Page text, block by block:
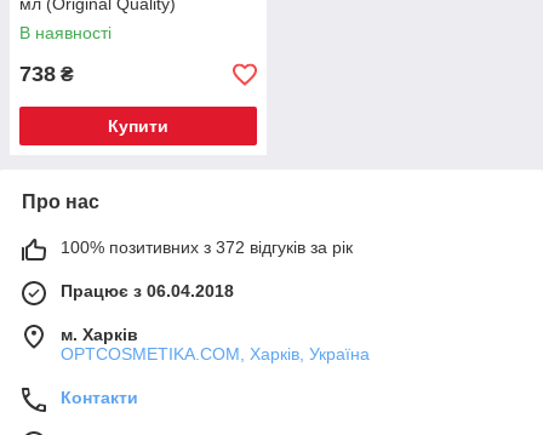
В наявності
738 ₴
Купити
Про нас
100% позитивних з 372 відгуків за рік
Працює з 06.04.2018
м. Харків
OPTCOSMETIKA.COM, Харків, Україна
Контакти